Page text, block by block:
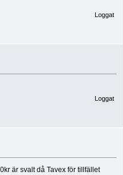
Loggat
Loggat
är svalt då Tavex för tillfället